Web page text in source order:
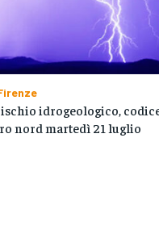
idrogeologico,
nord martedì 21 luglio